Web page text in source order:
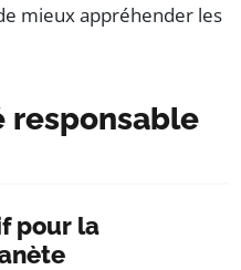
mieux appréhender les
responsable
pour la